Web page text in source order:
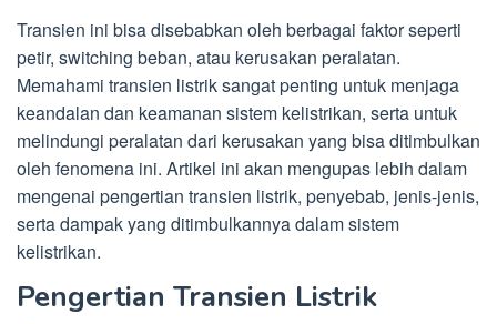
Transien ini bisa disebabkan oleh berbagai faktor seperti
petir, switching beban, atau kerusakan peralatan.
Memahami transien listrik sangat penting untuk menjaga
keandalan dan keamanan sistem kelistrikan, serta untuk
melindungi peralatan dari kerusakan yang bisa ditimbulkan
oleh fenomena ini. Artikel ini akan mengupas lebih dalam
mengenai pengertian transien listrik, penyebab, jenis-jenis,
serta dampak yang ditimbulkannya dalam sistem
kelistrikan.
Pengertian Transien Listrik